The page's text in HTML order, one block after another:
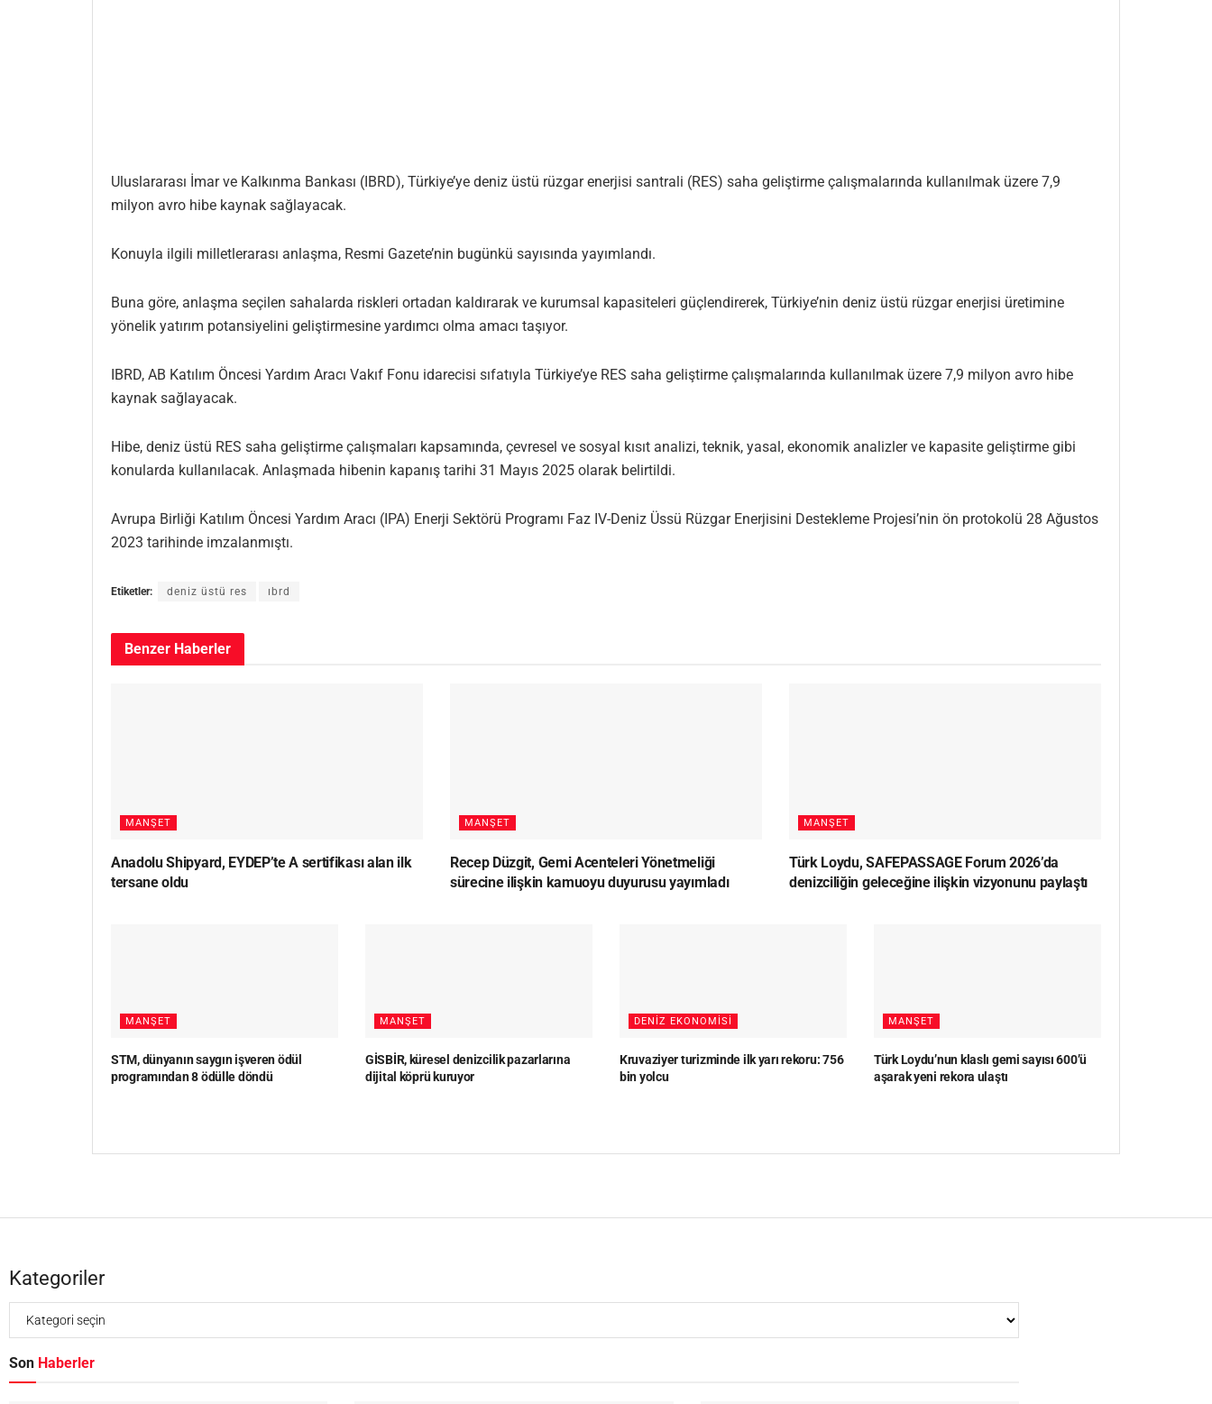
Uluslararası İmar ve Kalkınma Bankası (IBRD), Türkiye’ye deniz üstü rüzgar enerjisi santrali (RES) saha geliştirme çalışmalarında kullanılmak üzere 7,9
milyon avro hibe kaynak sağlayacak.
Konuyla ilgili milletlerarası anlaşma, Resmi Gazete’nin bugünkü sayısında yayımlandı.
Buna göre, anlaşma seçilen sahalarda riskleri ortadan kaldırarak ve kurumsal kapasiteleri güçlendirerek, Türkiye’nin deniz üstü rüzgar enerjisi üretimine
yönelik yatırım potansiyelini geliştirmesine yardımcı olma amacı taşıyor.
IBRD, AB Katılım Öncesi Yardım Aracı Vakıf Fonu idarecisi sıfatıyla Türkiye’ye RES saha geliştirme çalışmalarında kullanılmak üzere 7,9 milyon avro hibe
kaynak sağlayacak.
Hibe, deniz üstü RES saha geliştirme çalışmaları kapsamında, çevresel ve sosyal kısıt analizi, teknik, yasal, ekonomik analizler ve kapasite geliştirme gibi
konularda kullanılacak. Anlaşmada hibenin kapanış tarihi 31 Mayıs 2025 olarak belirtildi.
Avrupa Birliği Katılım Öncesi Yardım Aracı (IPA) Enerji Sektörü Programı Faz IV-Deniz Üssü Rüzgar Enerjisini Destekleme Projesi’nin ön protokolü 28 Ağustos
2023 tarihinde imzalanmıştı.
Etiketler: deniz üstü res ıbrd
Benzer Haberler
MANŞET
Anadolu Shipyard, EYDEP’te A sertifikası alan ilk
tersane oldu
MANŞET
Recep Düzgit, Gemi Acenteleri Yönetmeliği
sürecine ilişkin kamuoyu duyurusu yayımladı
MANŞET
Türk Loydu, SAFEPASSAGE Forum 2026’da
denizciliğin geleceğine ilişkin vizyonunu paylaştı
MANŞET
STM, dünyanın saygın işveren ödül
programından 8 ödülle döndü
MANŞET
GİSBİR, küresel denizcilik pazarlarına
dijital köprü kuruyor
DENIZ EKONOMISI
Kruvaziyer turizminde ilk yarı rekoru: 756
bin yolcu
MANŞET
Türk Loydu’nun klaslı gemi sayısı 600’ü
aşarak yeni rekora ulaştı
Kategoriler
Son Haberler